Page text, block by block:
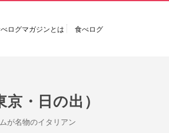
ログマガジンとは 食べログ
・日の出）
が名物のイタリアン